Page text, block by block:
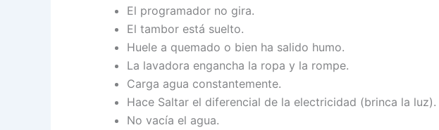
El programador no gira.
El tambor está suelto.
Huele a quemado o bien ha salido humo.
La lavadora engancha la ropa y la rompe.
Carga agua constantemente.
Hace Saltar el diferencial de la electricidad (brinca la luz).
No vacía el agua.